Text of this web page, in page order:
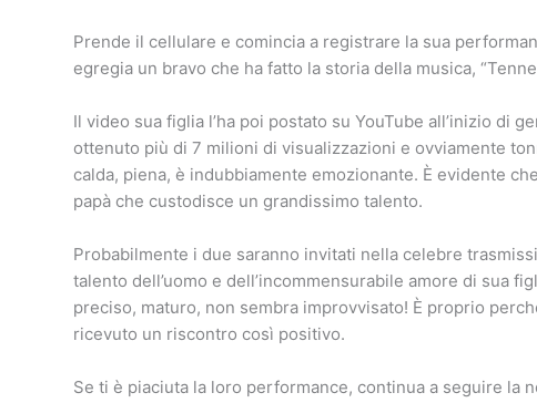
Prende il cellulare e comincia a registrare la sua
egregia un bravo che ha fatto la storia della musica,
Il video sua figlia l’ha poi postato su YouTube all’inizio di
ottenuto più di 7 milioni di visualizzazioni e ovviamente
calda, piena, è indubbiamente emozionante. È evidente
papà che custodisce un grandissimo talento.
Probabilmente i due saranno invitati nella celebre
talento dell’uomo e dell’incommensurabile amore di sua
preciso, maturo, non sembra improvvisato! È proprio
ricevuto un riscontro così positivo.
Se ti è piaciuta la loro performance, continua a seguire la